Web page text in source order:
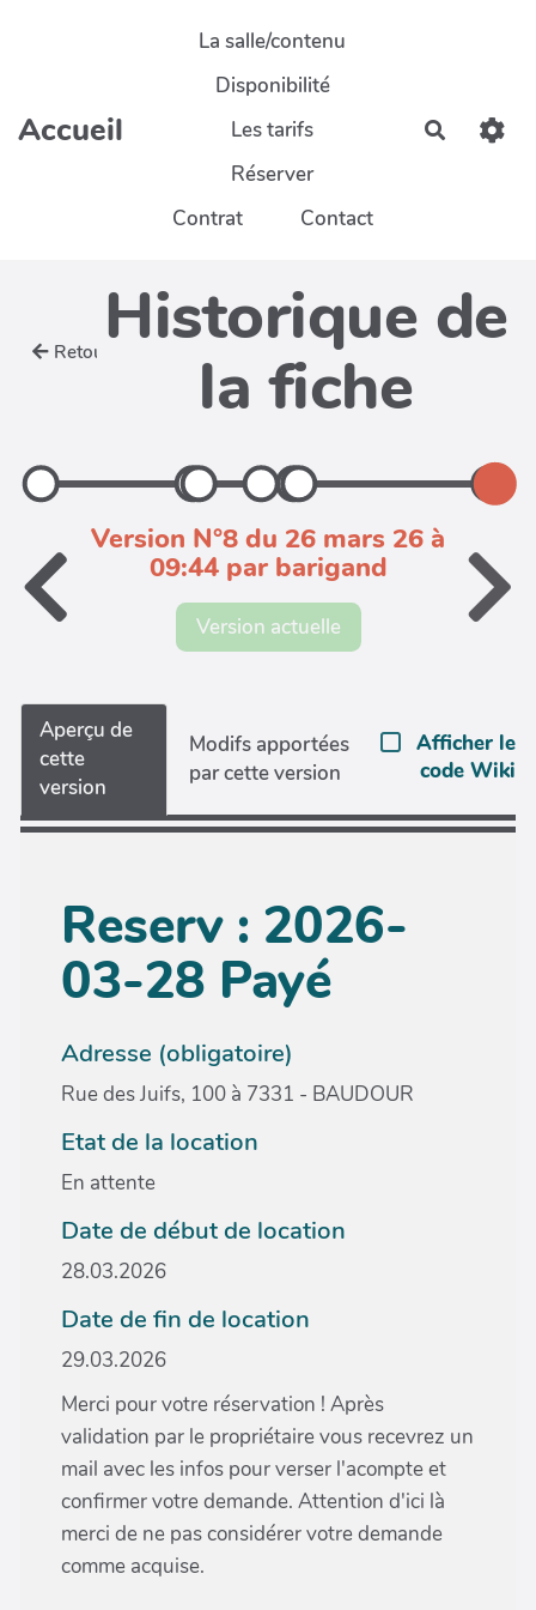
Aller au contenu principal
Accueil
La salle/contenu
Disponibilité
Les tarifs
Réserver
Contrat
Contact
Retour Historique de
la fiche
Version N°8 du 26 mars 26 à
09:44 par barigand
Version actuelle
Aperçu de
cette
version
Modifs apportées
par cette version
Afficher le
code Wiki
Reserv : 2026-
03-28 Payé
Adresse (obligatoire)
Rue des Juifs, 100 à 7331 - BAUDOUR
Etat de la location
En attente
Date de début de location
28.03.2026
Date de fin de location
29.03.2026
Merci pour votre réservation ! Après
validation par le propriétaire vous recevrez un
mail avec les infos pour verser l'acompte et
confirmer votre demande. Attention d'ici là
merci de ne pas considérer votre demande
comme acquise.